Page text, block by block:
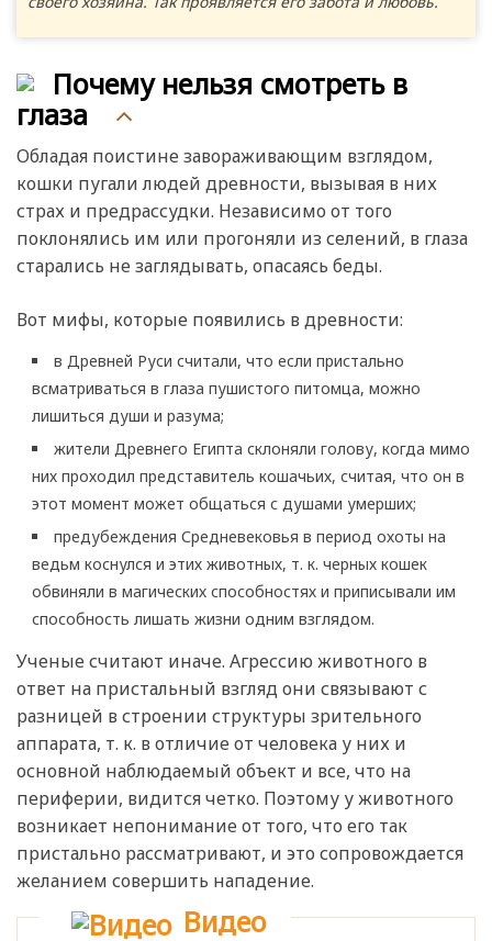
Почему нельзя смотреть в
глаза
Обладая поистине завораживающим взглядом,
кошки пугали людей древности, вызывая в них
страх и предрассудки. Независимо от того
поклонялись им или прогоняли из селений, в глаза
старались не заглядывать, опасаясь беды.
Вот мифы, которые появились в древности:
в Древней Руси считали, что если пристально
всматриваться в глаза пушистого питомца, можно
лишиться души и разума;
жители Древнего Египта склоняли голову, когда мимо
них проходил представитель кошачьих, считая, что он в
этот момент может общаться с душами умерших;
предубеждения Средневековья в период охоты на
ведьм коснулся и этих животных, т. к. черных кошек
обвиняли в магических способностях и приписывали им
способность лишать жизни одним взглядом.
Ученые считают иначе. Агрессию животного в
ответ на пристальный взгляд они связывают с
разницей в строении структуры зрительного
аппарата, т. к. в отличие от человека у них и
основной наблюдаемый объект и все, что на
периферии, видится четко. Поэтому у животного
возникает непонимание от того, что его так
пристально рассматривают, и это сопровождается
желанием совершить нападение.
Видео